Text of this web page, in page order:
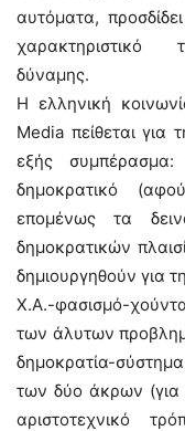
αυτόματα,
χαρακτηριστικό
δύναμης.
Η ελληνική
Μedia πείθεται για
εξής
δημοκρατικό
επομένως τα
δημοκρατικών
δημιουργηθούν για
Χ.Α.-φασισμό-
των άλυτων
δημοκρατία-
των δύο άκρων (για
αριστοτεχνικό